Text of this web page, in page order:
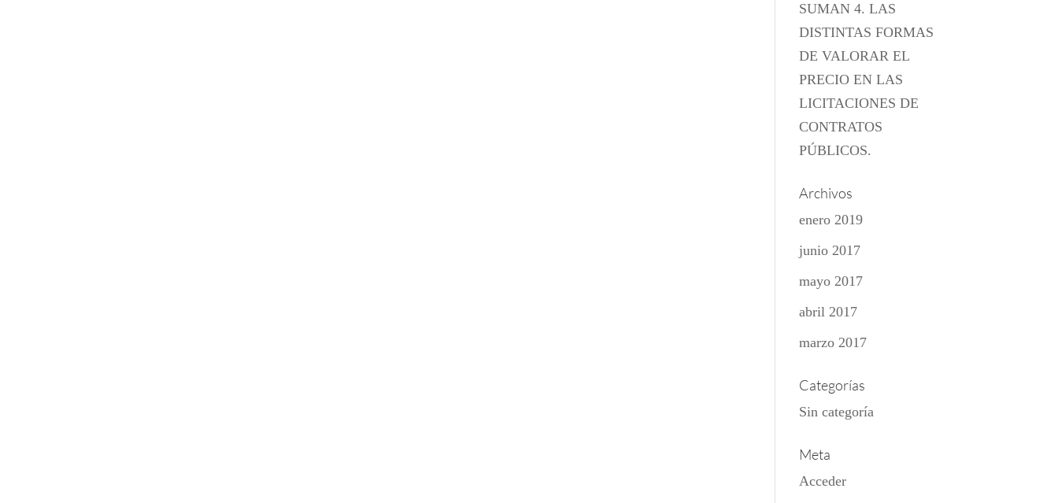
SUMAN 4. LAS
DISTINTAS FORMAS
DE VALORAR EL
PRECIO EN LAS
LICITACIONES DE
CONTRATOS
PÚBLICOS.
Archivos
enero 2019
junio 2017
mayo 2017
abril 2017
marzo 2017
Categorías
Sin categoría
Meta
Acceder